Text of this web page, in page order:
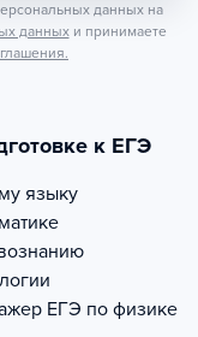
данных на
данных и принимаете
к ЕГЭ
языку
ЕГЭ по физике